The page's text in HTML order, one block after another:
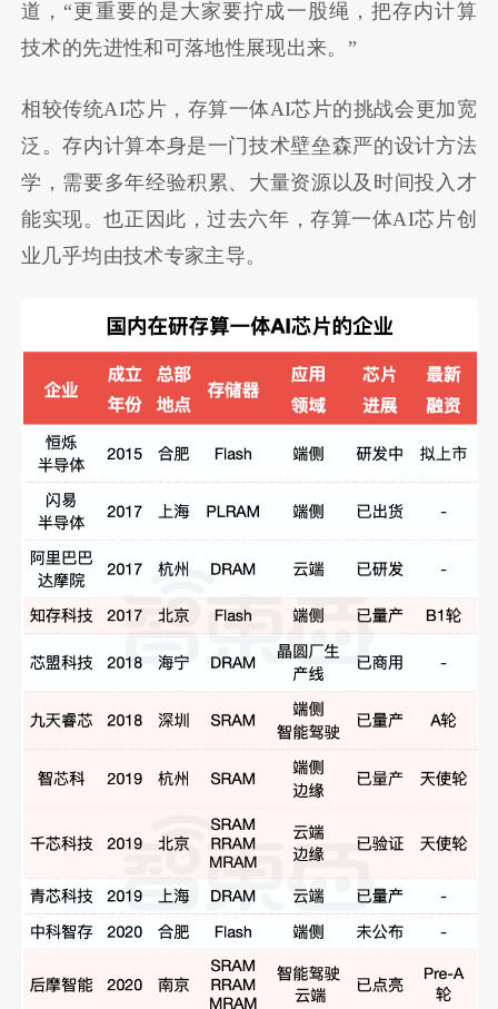
道，“更重要的是大家要拧成一股绳，把存内计算
技术的先进性和可落地性展现出来。”
相较传统AI芯片，存算一体AI芯片的挑战会更加宽
泛。存内计算本身是一门技术壁垒森严的设计方法
学，需要多年经验积累、大量资源以及时间投入才
能实现。也正因此，过去六年，存算一体AI芯片创
业几乎均由技术专家主导。